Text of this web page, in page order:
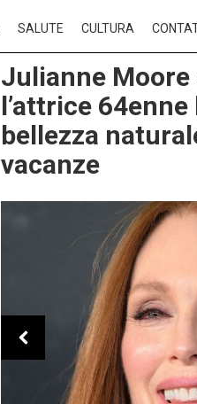
SALUTE CULTURA
Julianne
l’attrice
bellezza
vacanze